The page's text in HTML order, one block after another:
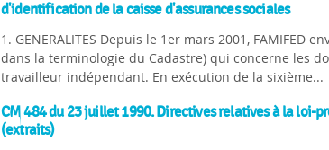
d'identification de la caisse d'assurances sociales
1. GENERALITES Depuis le 1er mars 2001,
dans la terminologie du Cadastre) qui concerne les
travailleur indépendant. En exécution de la sixième...
CM 484 du 23 juillet 1990. Directives relatives à la loi-
(extraits)